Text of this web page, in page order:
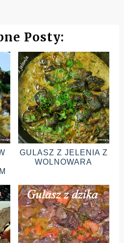
Posty:
GULASZ Z JELENIA Z
WOLNOWARA